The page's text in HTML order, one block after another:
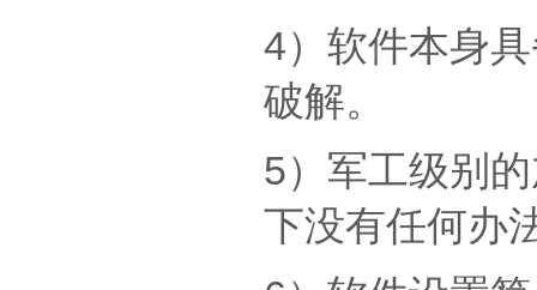
4）软件本身
破解。
5）军工级别
下没有任何办